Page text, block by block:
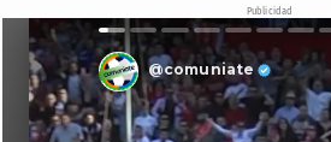
Publicidad
@comuniate